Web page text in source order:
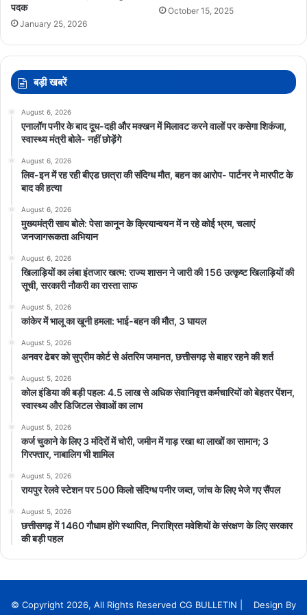
पदक
January 25, 2026
October 15, 2025
बड़ी खबरें
August 6, 2026
एनालॉग पनीर के बाद दूध-दही और मक्खन में मिलावट करने वालों पर कसेगा शिकंजा,
स्वास्थ्य मंत्री बोले- नहीं छोड़ेंगे
August 6, 2026
लिव-इन में रह रही बीएड छात्रा की संदिग्ध मौत, बहन का आरोप- पार्टनर ने मारपीट के
बाद की हत्या
August 6, 2026
मुख्यमंत्री साय बोले: पेसा कानून के क्रियान्वयन में न रहे कोई भ्रम, चलाएं
जनजागरूकता अभियान
August 6, 2026
खिलाड़ियों का लंबा इंतजार खत्म: राज्य शासन ने जारी की 156 उत्कृष्ट खिलाड़ियों की
सूची, सरकारी नौकरी का रास्ता साफ
August 5, 2026
कांकेर में भालू का खूनी हमला: भाई-बहन की मौत, 3 घायल
August 5, 2026
अनवर ढेबर को सुप्रीम कोर्ट से अंतरिम जमानत, छत्तीसगढ़ से बाहर रहने की शर्त
August 5, 2026
कोल इंडिया की बड़ी पहल: 4.5 लाख से अधिक सेवानिवृत्त कर्मचारियों को बेहतर पेंशन,
स्वास्थ्य और डिजिटल सेवाओं का लाभ
August 5, 2026
कर्ज चुकाने के लिए 3 मंदिरों में चोरी, जमीन में गाड़ रखा था लाखों का सामान; 3
गिरफ्तार, नाबालिग भी शामिल
August 5, 2026
रायपुर रेलवे स्टेशन पर 500 किलो संदिग्ध पनीर जब्त, जांच के लिए भेजे गए सैंपल
August 5, 2026
छत्तीसगढ़ में 1460 गौधाम होंगे स्थापित, निराश्रित मवेशियों के संरक्षण के लिए सरकार
की बड़ी पहल
© Copyright 2026, All Rights Reserved CG BULLETIN | Design By